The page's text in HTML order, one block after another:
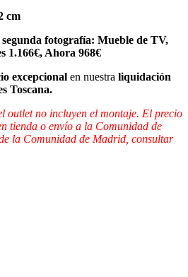
cm
fotografía: Mueble de TV,
1.166€, Ahora 968€
excepcional en nuestra liquidación
Toscana.
outlet no incluyen el montaje. El precio
tienda o envío a la Comunidad de
la Comunidad de Madrid, consultar